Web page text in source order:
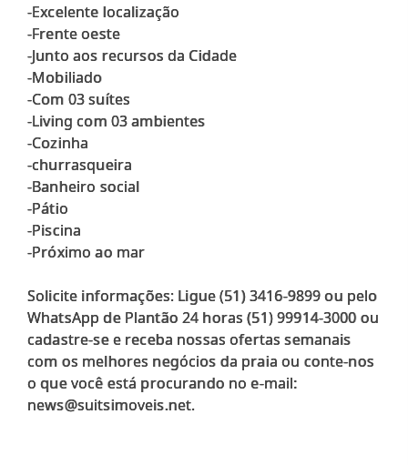
-Excelente localização
-Frente oeste
-Junto aos recursos da Cidade
-Mobiliado
-Com 03 suítes
-Living com 03 ambientes
-Cozinha
-churrasqueira
-Banheiro social
-Pátio
-Piscina
-Próximo ao mar
Solicite informações: Ligue (51) 3416-9899 ou pelo
WhatsApp de Plantão 24 horas (51) 99914-3000 ou
cadastre-se e receba nossas ofertas semanais
com os melhores negócios da praia ou conte-nos
o que você está procurando no e-mail:
news@suitsimoveis.net.